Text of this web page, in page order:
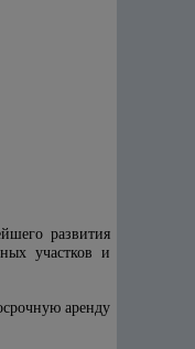
развития
участков и
аренду